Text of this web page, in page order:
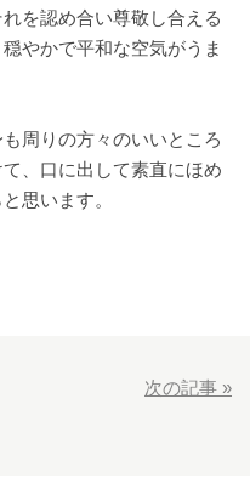
を認め合い尊敬し合える
やかで平和な空気がうま
周りの方々のいいところ
、口に出して素直にほめ
思います。
次の記事 »